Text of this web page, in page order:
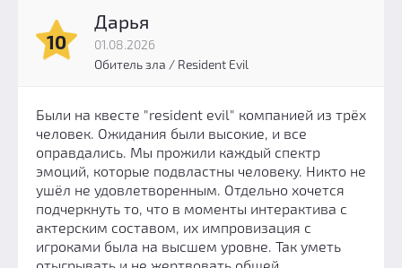
10
Дарья
01.08.2026
Обитель зла / Resident Evil
Были на квесте "resident evil" компанией из трёх
человек. Ожидания были высокие, и все
оправдались. Мы прожили каждый спектр
эмоций, которые подвластны человеку. Никто не
ушёл не удовлетворенным. Отдельно хочется
подчеркнуть то, что в моменты интерактива с
актерским составом, их импровизация с
игроками была на высшем уровне. Так уметь
отыгрывать и не жертвовать общей